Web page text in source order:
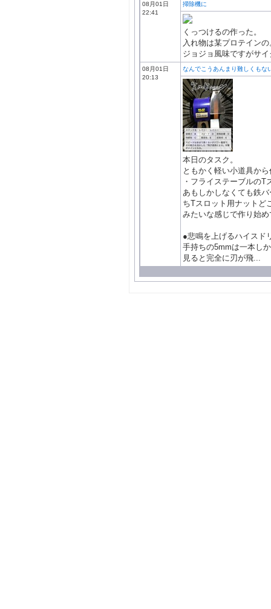
08月01日
22:41
掃除機に
くっつけるの作った。
入れ物は某プロテインの
ジョジョ風味ですがサ
08月01日
20:13
なんでこうあんまり難しくもな
本日のタスク。
ともかく軽い小道具か
・フライステーブルの
あもしかしなくても鉄
ちTスロット用ナットど
みたいな感じで作り始
●悲鳴を上げるハイスド
手持ちの5mmは一本し
見ると完全に刃が飛...